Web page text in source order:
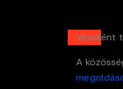
Vírusként
A